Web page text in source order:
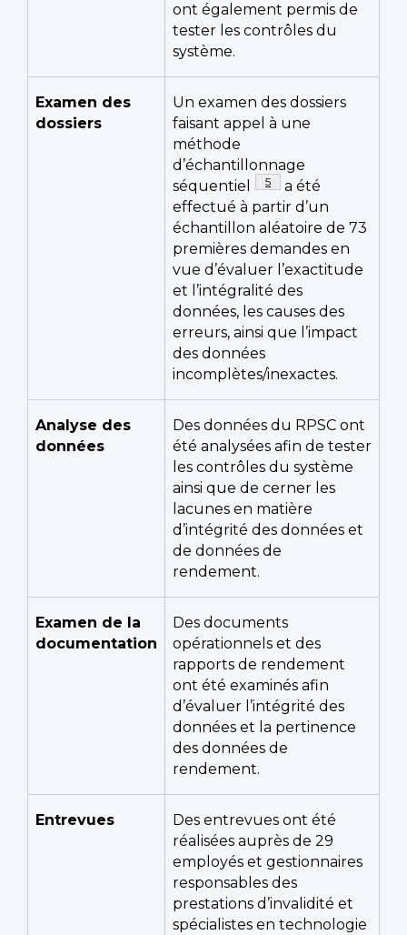
ont également permis de
tester les contrôles du
système.
Examen des
dossiers
Un examen des dossiers
faisant appel à une
méthode
d’échantillonnage
séquentiel
Note de page
5
a été
effectué à partir d’un
échantillon aléatoire de 73
premières demandes en
vue d’évaluer l’exactitude
et l’intégralité des
données, les causes des
erreurs, ainsi que l’impact
des données
incomplètes/inexactes.
Analyse des
données
Des données du RPSC ont
été analysées afin de tester
les contrôles du système
ainsi que de cerner les
lacunes en matière
d’intégrité des données et
de données de
rendement.
Examen de la
documentation
Des documents
opérationnels et des
rapports de rendement
ont été examinés afin
d’évaluer l’intégrité des
données et la pertinence
des données de
rendement.
Entrevues
Des entrevues ont été
réalisées auprès de 29
employés et gestionnaires
responsables des
prestations d’invalidité et
spécialistes en technologie